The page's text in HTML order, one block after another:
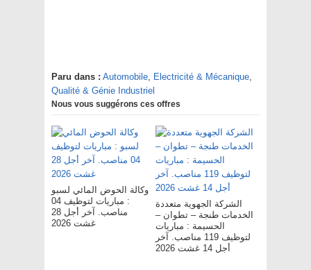
Paru dans : Automobile, Electricité & Mécanique,
Qualité & Génie Industriel
Nous vous suggérons ces offres
وكالة الحوض المائي لسبو
: مباريات لتوظيف 04
مناصب. آخر أجل 28
غشت 2026
الشركة الجهوية متعددة
الخدمات طنجة – تطوان –
الحسيمة : مباريات
لتوظيف 119 مناصب. آخر
أجل 14 غشت 2026